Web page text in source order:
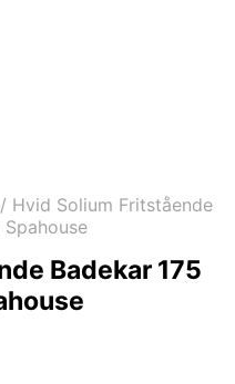
/ Hvid Solium Fritstående
Badekar 175